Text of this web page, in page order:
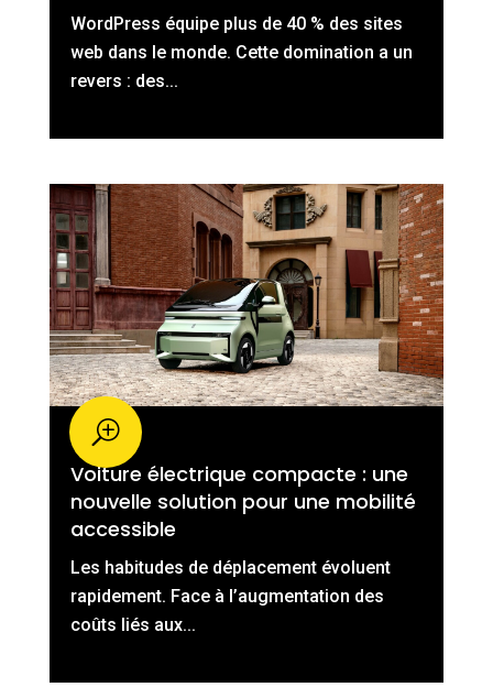
WordPress équipe plus de 40 % des sites
web dans le monde. Cette domination a un
revers : des...
Voiture électrique compacte : une
nouvelle solution pour une mobilité
accessible
Les habitudes de déplacement évoluent
rapidement. Face à l’augmentation des
coûts liés aux...